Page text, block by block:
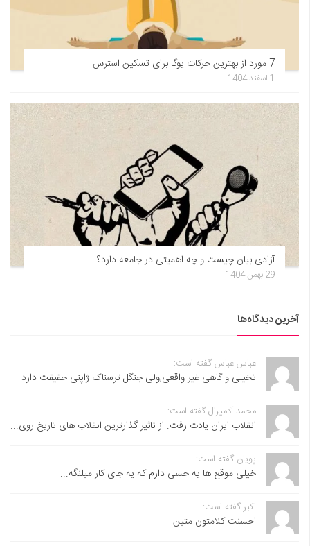
7 مورد از بهترین حرکات یوگا برای تسکین استرس
1 اسفند 1404
آزادی بیان چیست و چه اهمیتی در جامعه دارد؟
29 بهمن 1404
آخرین دیدگاه‌ها
عباس عباس گفته است:
تخیلی و گاهی غیر واقعی,ولی جنگل ترسناک ژاپنی حقیقت دارد
محمد آدمیرال گفته است:
انقلاب ایران یادت رفت. از تاثیر گذارترین انقلاب های تاریخ روی...
پویان گفته است:
خیلی موقع ها یه حسی دارم که یه جای کار میلنگه...
اکبر گفته است:
احسنت ‌کلامتون متین